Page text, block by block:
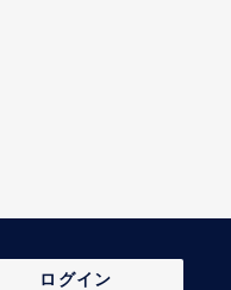
ログイン